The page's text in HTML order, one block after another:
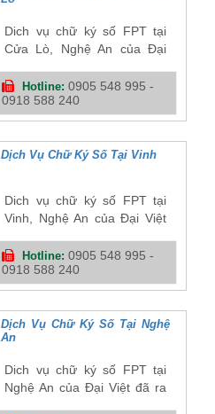
đồng hành cùng doanh
Dich vụ chữ ký số FPT tại
Cửa Lò, Nghệ An của Đại
có chỗ đứng vững chãi trong
lòng khách hàng. Công ty
chữ ký số điện tử tại Cửa Lò,
đang và sẽ là người bạn
Hotline: 0905 548 995 -
0918 588 240
Dịch Vụ Chữ Ký Số Tại Vinh
Dich vụ chữ ký số FPT tại
Vinh, Nghệ An của Đại Việt
chỗ đứng vững chãi trong
lòng khách hàng. Công ty
chữ ký số điện tử tại Vinh,
đang và sẽ là người bạn
đồng hành cùng doanh
Hotline: 0905 548 995 -
0918 588 240
Dịch Vụ Chữ Ký Số Tại Nghệ
An
Dich vụ chữ ký số FPT tại
Nghệ An của Đại Việt đã ra